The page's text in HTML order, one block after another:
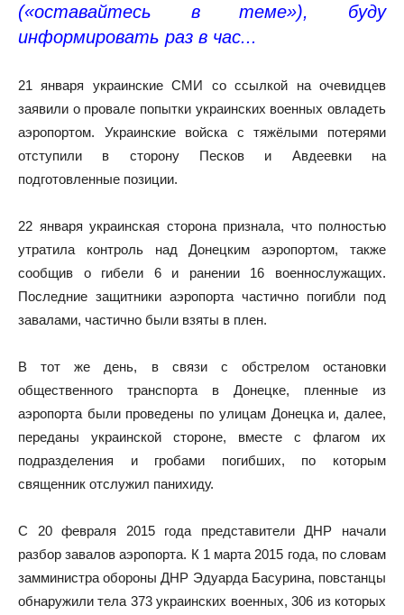
(«оставайтесь в теме»), буду
информировать раз в час...
21 января украинские СМИ со ссылкой на очевидцев
заявили о провале попытки украинских военных овладеть
аэропортом. Украинские войска с тяжёлыми потерями
отступили в сторону Песков и Авдеевки на
подготовленные позиции.
22 января украинская сторона признала, что полностью
утратила контроль над Донецким аэропортом, также
сообщив о гибели 6 и ранении 16 военнослужащих.
Последние защитники аэропорта частично погибли под
завалами, частично были взяты в плен.
В тот же день, в связи с обстрелом остановки
общественного транспорта в Донецке, пленные из
аэропорта были проведены по улицам Донецка и, далее,
переданы украинской стороне, вместе с флагом их
подразделения и гробами погибших, по которым
священник отслужил панихиду.
С 20 февраля 2015 года представители ДНР начали
разбор завалов аэропорта. К 1 марта 2015 года, по словам
замминистра обороны ДНР Эдуарда Басурина, повстанцы
обнаружили тела 373 украинских военных, 306 из которых